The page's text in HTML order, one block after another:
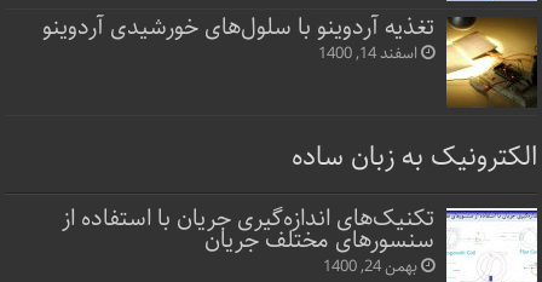
تغذیه آردوینو با سلول‌های خورشیدی آردوینو
اسفند 14, 1400
الکترونیک به زبان ساده
تکنیک‌های اندازه‌گیری جریان با استفاده از
سنسورهای مختلف جریان
بهمن 24, 1400